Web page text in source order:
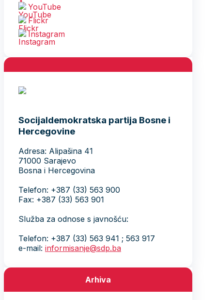
YouTube
Flickr
Instagram
Socijaldemokratska partija Bosne i
Hercegovine
Adresa: Alipašina 41
71000 Sarajevo
Bosna i Hercegovina
Telefon: +387 (33) 563 900
Fax: +387 (33) 563 901
Služba za odnose s javnošću:
Telefon: +387 (33) 563 941 ; 563 917
e-mail: informisanje@sdp.ba
Arhiva